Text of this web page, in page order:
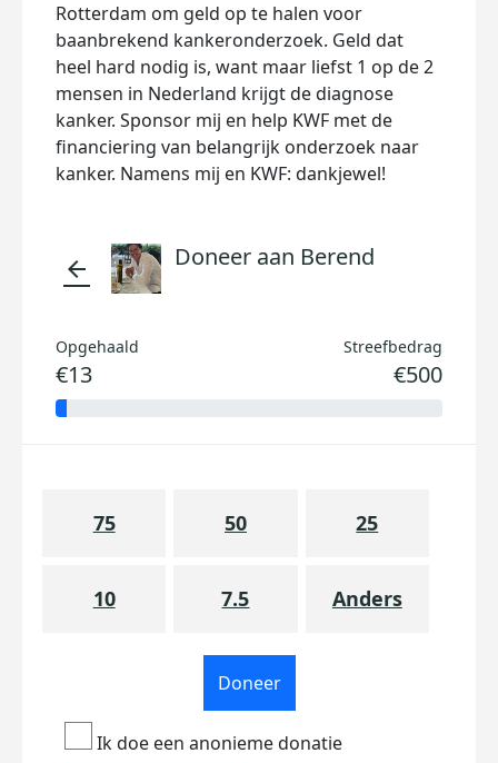
Rotterdam om geld op te halen voor
baanbrekend kankeronderzoek. Geld dat
heel hard nodig is, want maar liefst 1 op de 2
mensen in Nederland krijgt de diagnose
kanker. Sponsor mij en help KWF met de
financiering van belangrijk onderzoek naar
kanker. Namens mij en KWF: dankjewel!
arrow_back Doneer aan Berend
Opgehaald
€13
Streefbedrag
€500
75 50 25
10 7.5 Anders
Doneer
Ik doe een anonieme donatie